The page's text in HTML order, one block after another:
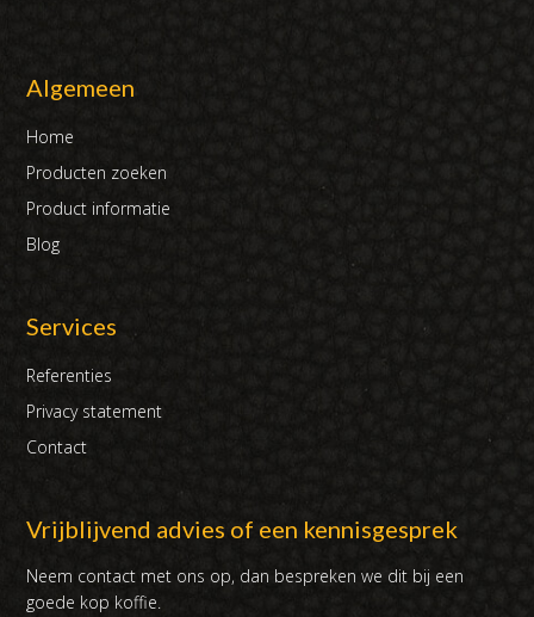
Algemeen
Home
Producten zoeken
Product informatie
Blog
Services
Referenties
Privacy statement
Contact
Vrijblijvend advies of een kennisgesprek
Neem contact met ons op, dan bespreken we dit bij een
goede kop koffie.